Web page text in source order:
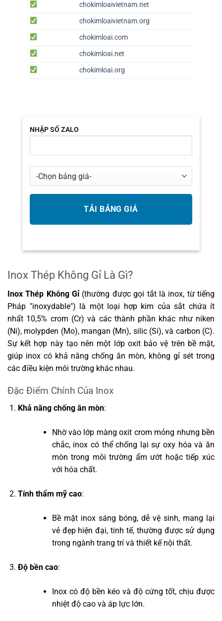
chokimloaivietnam.net
chokimloaivietnam.org
chokimloai.com
chokimloai.net
chokimloai.org
NHẬP SỐ ZALO
Inox Thép Không Gỉ Là Gì?
Inox Thép Không Gỉ(thường được gọi tắt là inox, từ tiếng
Pháp "inoxydable") là một loại hợp kim của sắt chứa ít
nhất 10,5% crom (Cr) và các thành phần khác như niken
(Ni), molypden (Mo), mangan (Mn), silic (Si), và carbon (C).
Sự kết hợp này tạo nên một lớp oxit bảo vệ trên bề mặt,
giúp inox có khả năng chống ăn mòn, không gỉ sét trong
các điều kiện môi trường khác nhau.
Đặc Điểm Chính Của Inox
Khả năng chống ăn mòn:
Nhờ vào lớp màng oxit crom mỏng nhưng bền
chắc, inox có thể chống lại sự oxy hóa và ăn
mòn trong môi trường ẩm ướt hoặc tiếp xúc
với hóa chất.
Tính thẩm mỹ cao:
Bề mặt inox sáng bóng, dễ vệ sinh, mang lại
vẻ đẹp hiện đại, tinh tế, thường được sử dụng
trong ngành trang trí và thiết kế nội thất.
Độ bền cao:
Inox có độ bền kéo và độ cứng tốt, chịu được
nhiệt độ cao và áp lực lớn.